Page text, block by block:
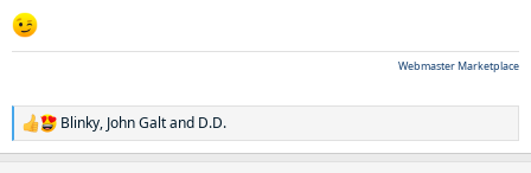
Webmaster Marketplace
Р
е
Blinky, John Galtand D.D.